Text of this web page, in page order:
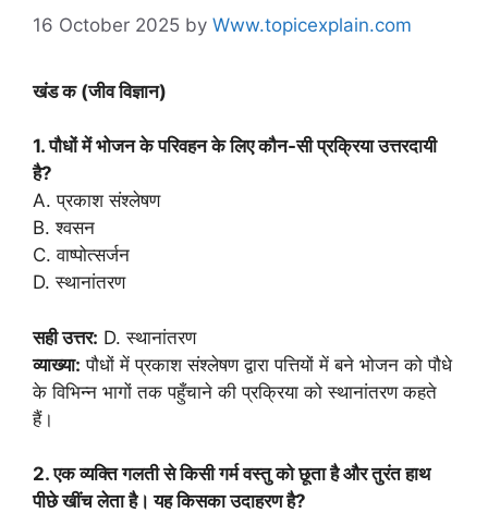
16 October 2025 by Www.topicexplain.com
खंड क (जीव विज्ञान)
1. पौधों में भोजन के परिवहन के लिए कौन-सी प्रक्रिया उत्तरदायी
है?
A. प्रकाश संश्लेषण
B. श्वसन
C. वाष्पोत्सर्जन
D. स्थानांतरण
सही उत्तर: D. स्थानांतरण
व्याख्या: पौधों में प्रकाश संश्लेषण द्वारा पत्तियों में बने भोजन को पौधे
के विभिन्न भागों तक पहुँचाने की प्रक्रिया को स्थानांतरण कहते
हैं।
2. एक व्यक्ति गलती से किसी गर्म वस्तु को छूता है और तुरंत हाथ
पीछे खींच लेता है। यह किसका उदाहरण है?